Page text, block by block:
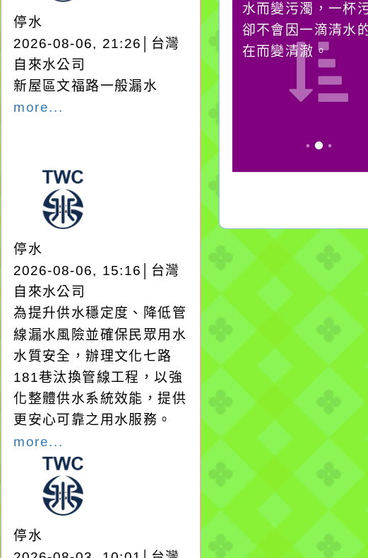
停水
2026-08-06, 21:26│台灣
自來水公司
新屋區文福路一般漏水
more...
停水
2026-08-06, 15:16│台灣
自來水公司
為提升供水穩定度、降低管
線漏水風險並確保民眾用水
水質安全，辦理文化七路
181巷汰換管線工程，以強
化整體供水系統效能，提供
更安心可靠之用水服務。
more...
停水
水而變污濁，一杯
卻不會因一滴清水
在而變清澈。